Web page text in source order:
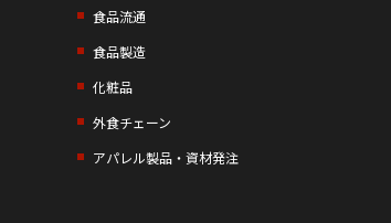
食品流通
食品製造
化粧品
外食チェーン
アパレル製品・資材発注